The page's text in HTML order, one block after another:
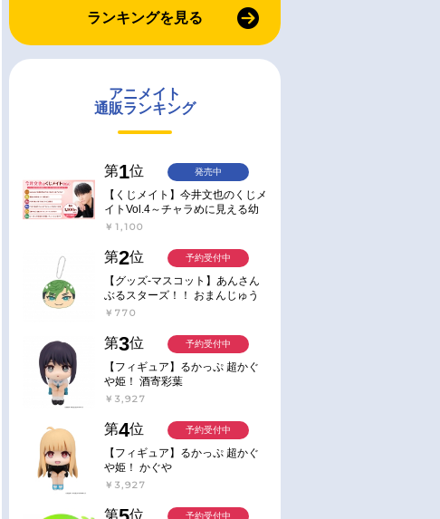
ランキングを見る
アニメイト
通販ランキング
第1位
【くじメイト】今井文也のくじメ
イトVol.4～チャラめに見える幼
馴染、実は一途で独占欲が強いん
￥1,100
発売中
第2位
【グッズ-マスコット】あんさん
ぶるスターズ！！ おまんじゅう
にぎにぎマスコット ねくすと2
￥770
予約受付中
第3位
【フィギュア】るかっぷ 超かぐ
や姫！ 酒寄彩葉
￥3,927
予約受付中
第4位
【フィギュア】るかっぷ 超かぐ
や姫！ かぐや
￥3,927
予約受付中
第 位 予約受付中